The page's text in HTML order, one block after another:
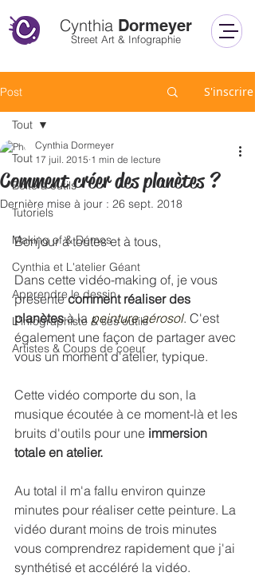
Cynthia Dormeyer
Street Art & Infographie
Post S'inscrire
Tout
Boîte à outils
Tutoriels
Making of & Démos
Cynthia et L'atelier Géant
Apprendre le dessin
L'infographiste & ses outils
Artistes & Coups de coeur
Tout
Comment créer des planètes ?
Cynthia Dormeyer
17 juil. 2015 1 min de lecture
Dernière mise à jour : 26 sept. 2018
Bonjour à toutes et à tous,
Dans cette vidéo-making of, je vous
présente comment réaliser des
planètes à la peinture aérosol. C'est
également une façon de partager avec
vous un moment d'atelier, typique.
Cette vidéo comporte du son, la
musique écoutée à ce moment-là et les
bruits d'outils pour une immersion
totale en atelier.
Au total il m'a fallu environ quinze
minutes pour réaliser cette peinture. La
vidéo durant moins de trois minutes
vous comprendrez rapidement que j'ai
synthétisé et accéléré la vidéo.